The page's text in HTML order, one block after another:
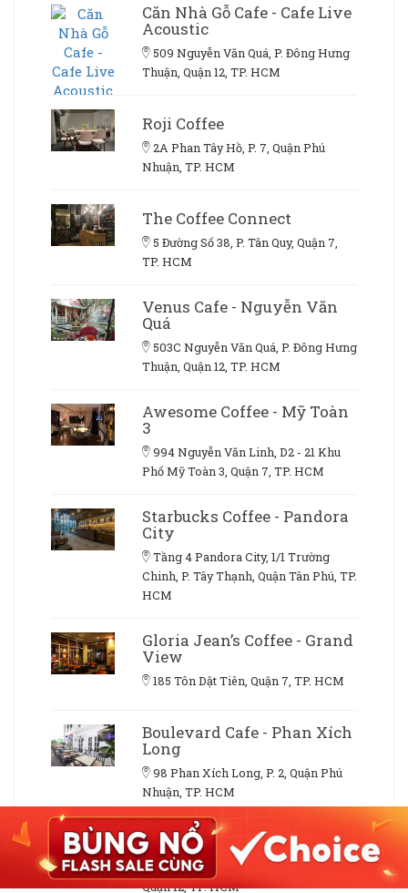
Căn Nhà Gỗ Cafe - Cafe Live
Acoustic
509 Nguyễn Văn Quá, P. Đông Hưng
Thuận, Quận 12, TP. HCM
Roji Coffee
2A Phan Tây Hồ, P. 7, Quận Phú
Nhuận, TP. HCM
The Coffee Connect
5 Đường Số 38, P. Tân Quy, Quận 7,
TP. HCM
Venus Cafe - Nguyễn Văn
Quá
503C Nguyễn Văn Quá, P. Đông Hưng
Thuận, Quận 12, TP. HCM
Awesome Coffee - Mỹ Toàn
3
994 Nguyễn Văn Linh, D2 - 21 Khu
Phố Mỹ Toàn 3, Quận 7, TP. HCM
Starbucks Coffee - Pandora
City
Tầng 4 Pandora City, 1/1 Trường
Chinh, P. Tây Thạnh, Quận Tân Phú, TP.
HCM
Gloria Jean’s Coffee - Grand
View
185 Tôn Dật Tiên, Quận 7, TP. HCM
Boulevard Cafe - Phan Xích
Long
98 Phan Xích Long, P. 2, Quận Phú
Nhuận, TP. HCM
Golden Coffee
CV Phần Mềm Quang Trung, Tô Ký,
Quận 12, TP. HCM